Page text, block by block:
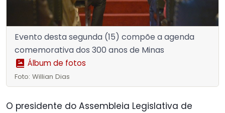
Evento desta segunda (15) compõe a agenda
comemorativa dos 300 anos de Minas
Álbum de fotos
Foto: Willian Dias
O presidente do Assembleia Legislativa de